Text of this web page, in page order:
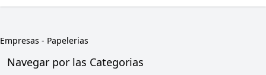
Empresas - Papelerias
Navegar por las Categorias